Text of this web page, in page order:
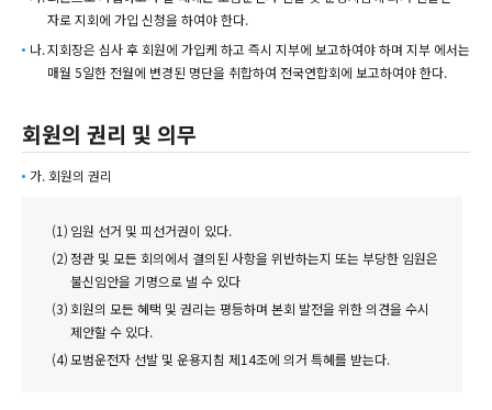
자로 지회에 가입 신청을 하여야 한다.
나.지회장은 심사 후 회원에 가입케 하고 즉시 지부에 보고하여야 하며 지부 에서는
매월 5일한 전월에 변경된 명단을 취합하여 전국연합회에 보고하여야 한다.
회원의 권리 및 의무
가. 회원의 권리
(1) 임원 선거 및 피선거권이 있다.
(2)정관 및 모든 회의에서 결의된 사항을 위반하는지 또는 부당한 임원은
불신임안을 기명으로 낼 수 있다
(3)회원의 모든 혜택 및 권리는 평등하며 본회 발전을 위한 의견을 수시
제안할 수 있다.
(4)모범운전자 선발 및 운용지침 제14조에 의거 특혜를 받는다.